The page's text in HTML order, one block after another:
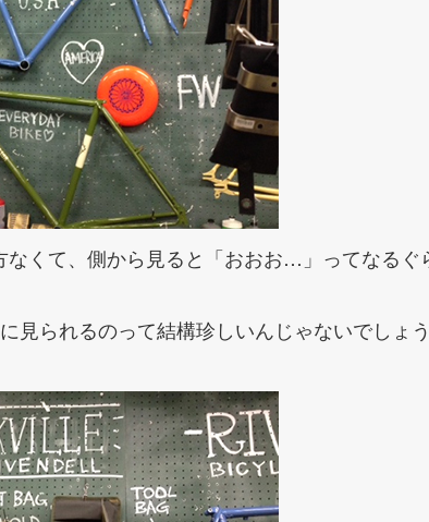
なくて、側から見ると「おおお…」ってなる
見られるのって結構珍しいんじゃないでしょ